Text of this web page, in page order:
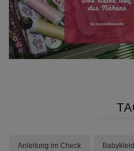
Anleitung im Check